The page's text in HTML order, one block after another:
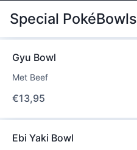
Special PokéBowls
Gyu Bowl
Met Beef
€13,95
Ebi Yaki Bowl